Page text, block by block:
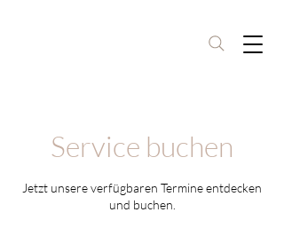
Service buchen
Jetzt unsere verfügbaren Termine entdecken
und buchen.